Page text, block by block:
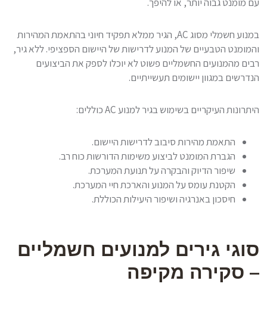
במנוע חשמלי מסוג AC, הגיר ממלא תפקיד חיוני בהתאמת המהירות
והמומנט הטבעיים של המנוע לדרישות של היישום הספציפי. ללא גיר,
רבים מהמנועים החשמליים פשוט לא יוכלו לספק את הביצועים
הנדרשים במגוון יישומים תעשייתיים.
היתרונות העיקריים בשימוש בגיר למנוע AC כוללים:
התאמת מהירות סיבוב לדרישות היישום.
הגברת המומנט לביצוע משימות הדורשות כוח רב.
שיפור הדיוק והבקרה על תנועת המערכת.
הקטנת עומס על המנוע והארכת חיי המערכת.
חיסכון באנרגיה ושיפור היעילות הכוללת.
סוגי גירים למנועים חשמליים
– סקירה מקיפה